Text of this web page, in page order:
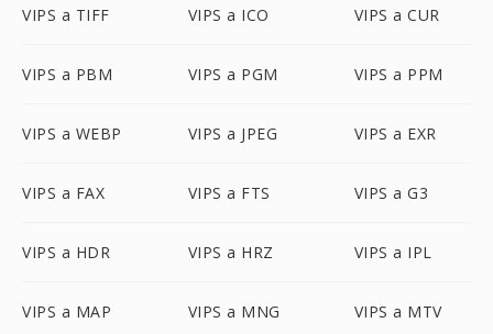
VIPS a TIFF VIPS a ICO VIPS a CUR
VIPS a PBM VIPS a PGM VIPS a PPM
VIPS a WEBP VIPS a JPEG VIPS a EXR
VIPS a FAX VIPS a FTS VIPS a G3
VIPS a HDR VIPS a HRZ VIPS a IPL
VIPS a MAP VIPS a MNG VIPS a MTV